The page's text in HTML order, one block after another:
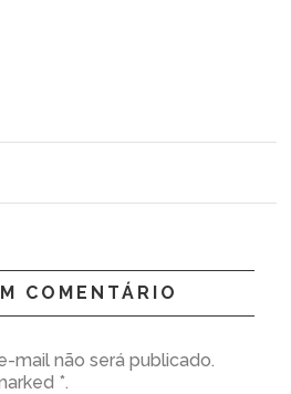
COMENTÁRIO
mail não será publicado.
*.